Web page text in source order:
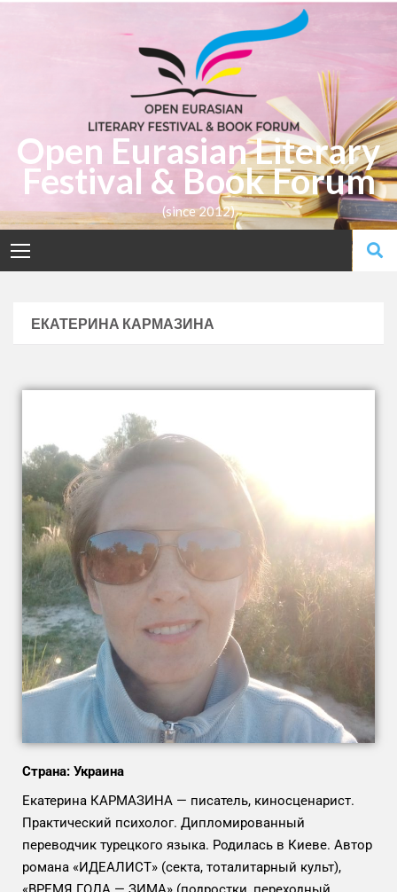
Open Eurasian Literary
Festival & Book Forum
(since 2012)
ЕКАТЕРИНА КАРМАЗИНА
Страна: Украина
Екатерина КАРМАЗИНА — писатель, киносценарист.
Практический психолог. Дипломированный
переводчик турецкого языка. Родилась в Киеве. Автор
романа «ИДЕАЛИСТ» (секта, тоталитарный культ),